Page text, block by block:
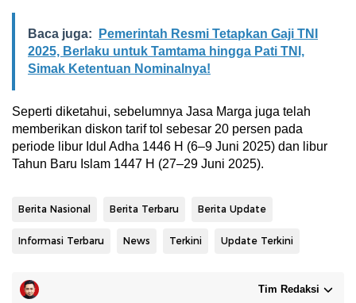
Baca juga:
Pemerintah Resmi Tetapkan Gaji TNI
2025, Berlaku untuk Tamtama hingga Pati TNI,
Simak Ketentuan Nominalnya!
Seperti diketahui, sebelumnya Jasa Marga juga telah
memberikan diskon tarif tol sebesar 20 persen pada
periode libur Idul Adha 1446 H (6–9 Juni 2025) dan libur
Tahun Baru Islam 1447 H (27–29 Juni 2025).
Berita Nasional Berita Terbaru Berita Update
Informasi Terbaru News Terkini Update Terkini
Tim Redaksi